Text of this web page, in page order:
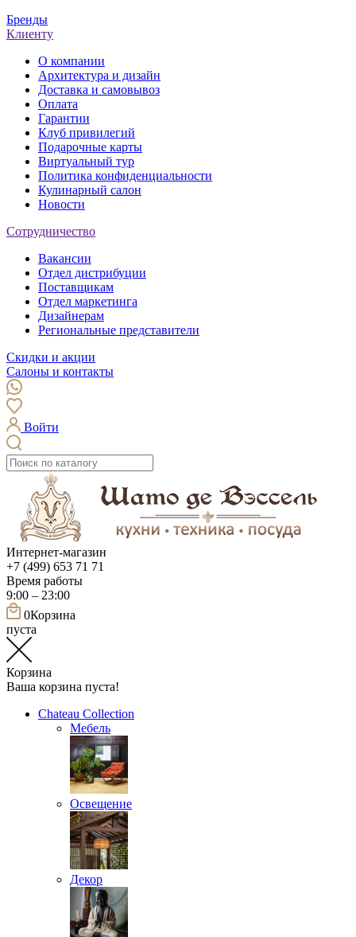
Бренды
Клиенту
О компании
Архитектура и дизайн
Доставка и самовывоз
Оплата
Гарантии
Клуб привилегий
Подарочные карты
Виртуальный тур
Политика конфиденциальности
Кулинарный салон
Новости
Сотрудничество
Вакансии
Отдел дистрибуции
Поставщикам
Отдел маркетинга
Дизайнерам
Региональные представители
Скидки и акции
Салоны и контакты
Войти
Интернет-магазин
+7 (499) 653 71 71
Время работы
9:00 – 23:00
0Корзина
пуста
Корзина
Ваша корзина пуста!
Chateau Collection
Мебель
Освещение
Декор